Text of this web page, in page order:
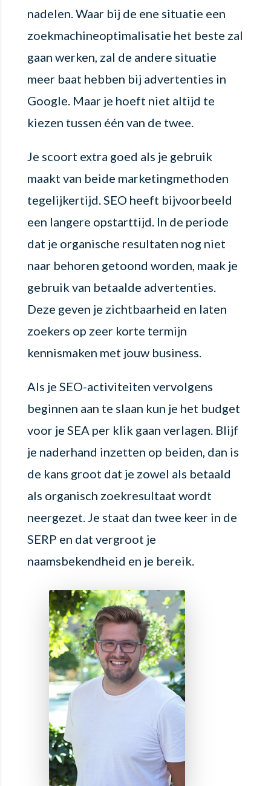
nadelen. Waar bij de ene situatie een
zoekmachineoptimalisatie het beste zal
gaan werken, zal de andere situatie
meer baat hebben bij advertenties in
Google. Maar je hoeft niet altijd te
kiezen tussen één van de twee.
Je scoort extra goed als je gebruik
maakt van beide marketingmethoden
tegelijkertijd. SEO heeft bijvoorbeeld
een langere opstarttijd. In de periode
dat je organische resultaten nog niet
naar behoren getoond worden, maak je
gebruik van betaalde advertenties.
Deze geven je zichtbaarheid en laten
zoekers op zeer korte termijn
kennismaken met jouw business.
Als je SEO-activiteiten vervolgens
beginnen aan te slaan kun je het budget
voor je SEA per klik gaan verlagen. Blijf
je naderhand inzetten op beiden, dan is
de kans groot dat je zowel als betaald
als organisch zoekresultaat wordt
neergezet. Je staat dan twee keer in de
SERP en dat vergroot je
naamsbekendheid en je bereik.